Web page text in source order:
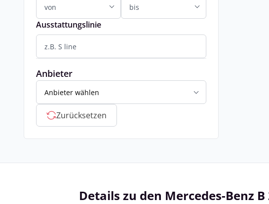
Ausstattungslinie
Anbieter
Anbieter wählen
Zurücksetzen
Details zu den Mercedes-Benz